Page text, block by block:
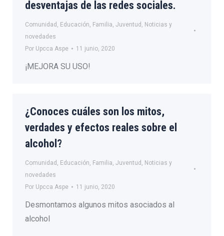
desventajas de las redes sociales.
Comunidad , Educación, Familia, Juventud , Noticias y
novedades
Por Upcca Aspe 11 junio, 2020
¡MEJORA SU USO!
¿Conoces cuáles son los mitos,
verdades y efectos reales sobre el
alcohol?
Comunidad , Educación, Familia, Juventud , Noticias y
novedades
Por Upcca Aspe 11 junio, 2020
Desmontamos algunos mitos asociados al
alcohol